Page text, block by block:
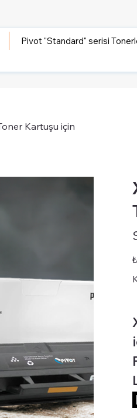
Pivot "Standard" serisi
Kartuşu için